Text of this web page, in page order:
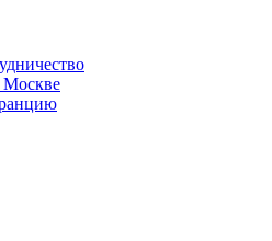
Москве